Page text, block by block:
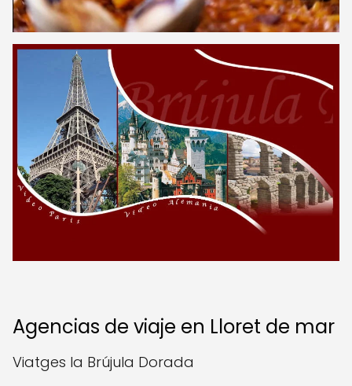
Agencias de viaje en Lloret de mar
Viatges la Brújula Dorada